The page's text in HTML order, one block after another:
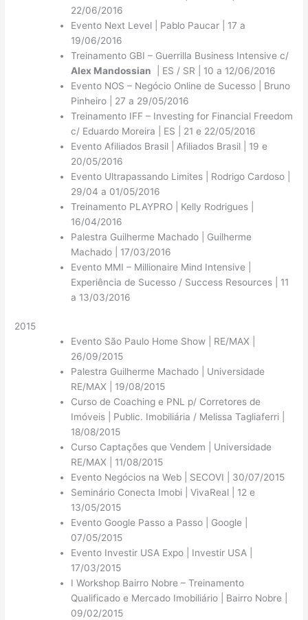
22/06/2016
Evento Next Level | Pablo Paucar | 17 a
19/06/2016
Treinamento GBI – Guerrilla Business Intensive c/
Alex Mandossian | ES / SR | 10 a 12/06/2016
Evento NOS – Negócio Online de Sucesso | Bruno
Pinheiro | 27 a 29/05/2016
Treinamento IFF – Investing for Financial Freedom
c/ Eduardo Moreira | ES | 21 e 22/05/2016
Evento Afiliados Brasil | Afiliados Brasil | 19 e
20/05/2016
Evento Ultrapassando Limites | Rodrigo Cardoso |
29/04 a 01/05/2016
Treinamento PLAYPRO | Kelly Rodrigues |
16/04/2016
Palestra Guilherme Machado | Guilherme
Machado | 17/03/2016
Evento MMI – Millionaire Mind Intensive |
Experiência de Sucesso / Success Resources | 11
a 13/03/2016
2015
Evento São Paulo Home Show | RE/MAX |
26/09/2015
Palestra Guilherme Machado | Universidade
RE/MAX | 19/08/2015
Curso de Coaching e PNL p/ Corretores de
Imóveis | Public. Imobiliária / Melissa Tagliaferri |
18/08/2015
Curso Captações que Vendem | Universidade
RE/MAX | 11/08/2015
Evento Negócios na Web | SECOVI | 30/07/2015
Seminário Conecta Imobi | VivaReal | 12 e
13/05/2015
Evento Google Passo a Passo | Google |
07/05/2015
Evento Investir USA Expo | Investir USA |
17/03/2015
I Workshop Bairro Nobre – Treinamento
Qualificado e Mercado Imobiliário | Bairro Nobre |
09/02/2015